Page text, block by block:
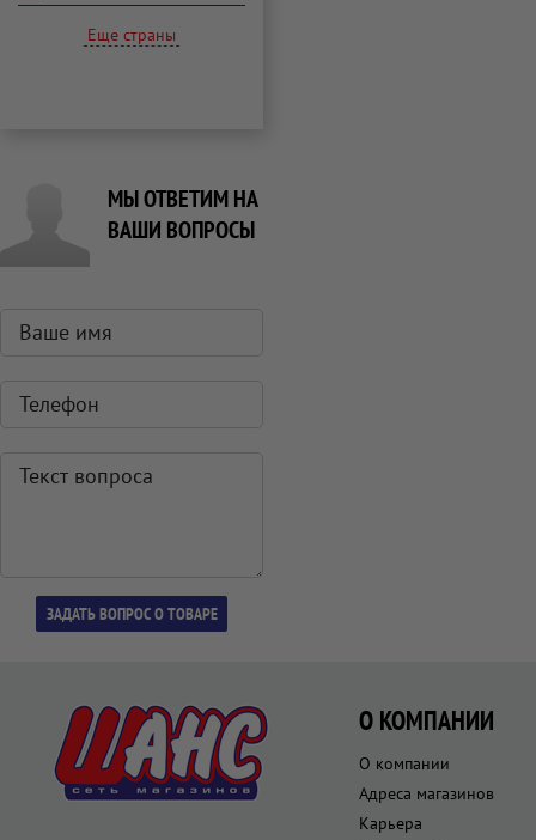
Еще страны
МЫ ОТВЕТИМ НА
ВАШИ ВОПРОСЫ
О КОМПАНИИ
О компании
Адреса магазинов
Карьера